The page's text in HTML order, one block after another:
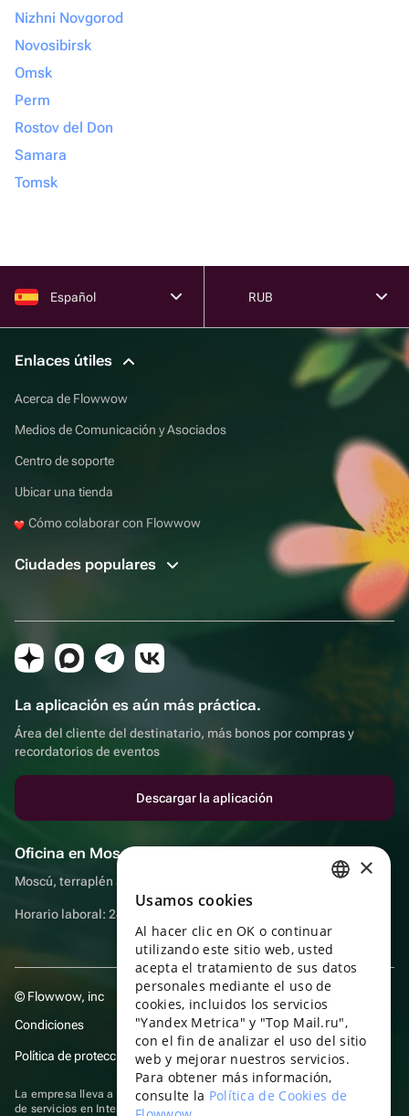
Nizhni Novgorod
Novosibirsk
Omsk
Perm
Rostov del Don
Samara
Tomsk
Español RUB
Enlaces útiles
Acerca de Flowwow
Medios de Comunicación y Asociados
Centro de soporte
Ubicar una tienda
Cómo colaborar con Flowwow
Ciudades populares
La aplicación es aún más práctica.
Área del cliente del destinatario, más bonos por compras y
recordatorios de eventos
Descargar la aplicación
Oficina en Moscú
Moscú, terraplén Sadovnicheskaya, 9, sala 2/3
Horario laboral: 24 horas
© Flowwow, inc
Condiciones
Política de protección y privacidad de datos
La empresa lleva a cabo su actividad en el ámbito de las TI: prestación
de servicios en Internet para la publicación de ofertas (anuncios) de
ENGLISH
UKRAINIAN
PORTUGUESE
SPANISH
HUNGARIAN
ITALIAN
×
Usamos cookies
Al hacer clic en OK o continuar
utilizando este sitio web, usted
acepta el tratamiento de sus datos
personales mediante el uso de
cookies, incluidos los servicios
"Yandex Metrica" y "Top Mail.ru",
con el fin de analizar el uso del sitio
web y mejorar nuestros servicios.
Para obtener más información,
consulte la Política de Cookies de